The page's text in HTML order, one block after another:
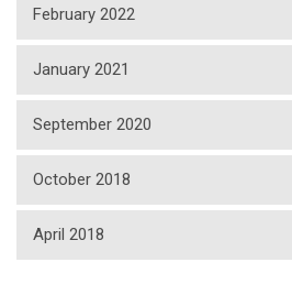
February 2022
January 2021
September 2020
October 2018
April 2018